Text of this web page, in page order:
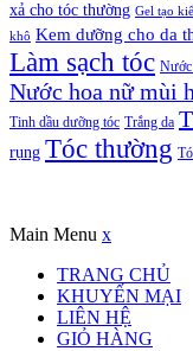
xả cho tóc thường Gel tạo
khô Kem dưỡng cho da
Làm sạch tóc
Nước hoa nữ mùi
Tinh dầu dưỡng tóc Trắng da
rụng Tóc thường
Main Menu x
TRANG CHỦ
KHUYẾN MẠI
LIÊN HỆ
GIỎ HÀNG